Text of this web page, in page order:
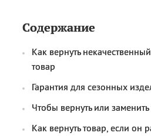
Содержание
Как вернуть
товар
Гарантия для сезонных
Чтобы вернуть или заменить
Как вернуть товар, если он